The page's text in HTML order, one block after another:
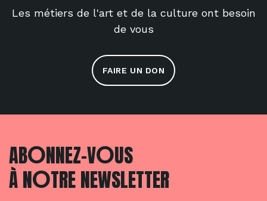
Les métiers de l'art et de la culture ont besoin
de vous
FAIRE UN DON
ABONNEZ-VOUS
À NOTRE NEWSLETTER